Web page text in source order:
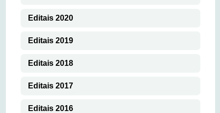
Editais 2020
Editais 2019
Editais 2018
Editais 2017
Editais 2016